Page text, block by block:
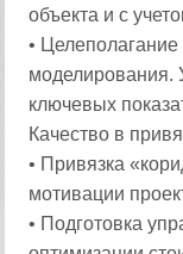
объекта и с
•
моделирования.
ключевых
Качество в
• Привязка
мотивации
• Подготовка